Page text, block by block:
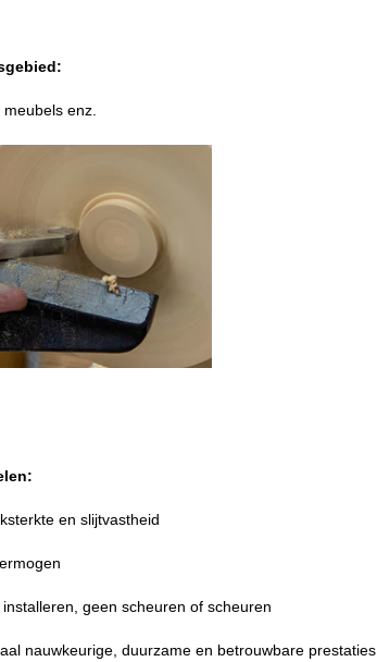
:
enz.
en slijtvastheid
geen scheuren of scheuren
nauwkeurige, duurzame en betrouwbare prestaties